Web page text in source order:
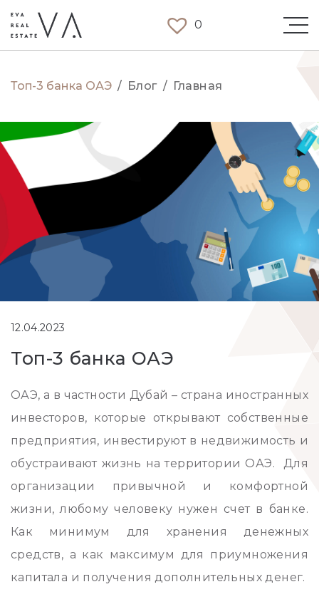
0
Главная
/
Блог
/
Топ-3 банка ОАЭ
12.04.2023
Топ-3 банка ОАЭ
ОАЭ, а в частности Дубай – страна иностранных
инвесторов, которые открывают собственные
предприятия, инвестируют в недвижимость и
обустраивают жизнь на территории ОАЭ. Для
организации привычной и комфортной
жизни, любому человеку нужен счет в банке.
Как минимум для хранения денежных
средств, а как максимум для приумножения
капитала и получения дополнительных денег.